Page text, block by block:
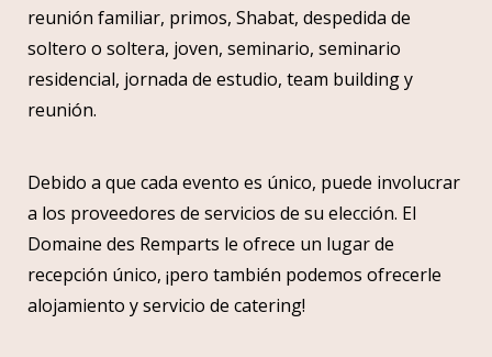
reunión familiar, primos, Shabat, despedida de
soltero o soltera, joven, seminario, seminario
residencial, jornada de estudio, team building y
reunión.
Debido a que cada evento es único, puede involucrar
a los proveedores de servicios de su elección. El
Domaine des Remparts le ofrece un lugar de
recepción único, ¡pero también podemos ofrecerle
alojamiento y servicio de catering!